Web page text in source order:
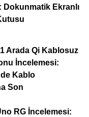
Dokunmatik Ekranlı
Arada Qi Kablosuz
İncelemesi:
Kablo
Son
RG İncelemesi: